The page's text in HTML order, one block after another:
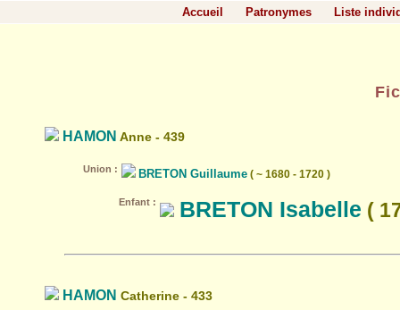
Accueil Patronymes Liste
HAMON Anne - 439
Union : BRETON Guillaume ( ~ 1680 - 1720 )
Enfant : BRETON Isabelle (
HAMON Catherine - 433